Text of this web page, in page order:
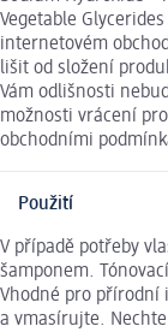
Vegetable
internetovém
lišit od složení
Vám odlišnosti
možnosti vrácení
obchodními
Použití
V případě potřeby
šamponem.
Vhodné pro přírodní
a vmasírujte.